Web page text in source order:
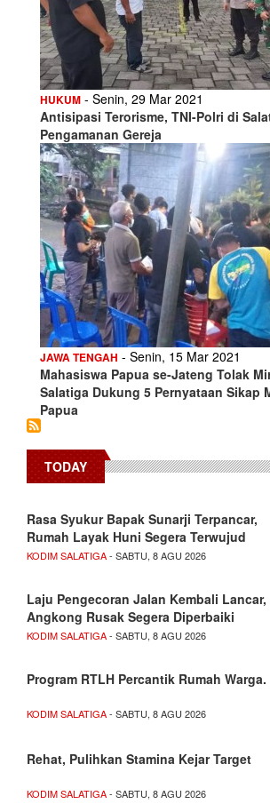
HUKUM - Senin, 29 Mar 2021
Antisipasi Terorisme, TNI-Polri di
Pengamanan Gereja
JAWA TENGAH - Senin, 15 Mar 2021
Mahasiswa Papua se-Jateng Tolak
Salatiga Dukung 5 Pernyataan Sikap
Papua
TODAY
Rasa Syukur Bapak Sunarji Terpancar,
Rumah Layak Huni Segera Terwujud
KODIM SALATIGA- SABTU, 8 AGU 2026
Laju Pengecoran Jalan Kembali Lancar,
Angkong Rusak Segera Diperbaiki
KODIM SALATIGA- SABTU, 8 AGU 2026
Program RTLH Percantik Rumah Warga.
KODIM SALATIGA- SABTU, 8 AGU 2026
Rehat, Pulihkan Stamina Kejar Target
KODIM SALATIGA- SABTU, 8 AGU 2026